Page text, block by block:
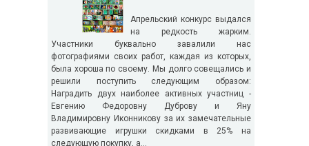
Апрельский конкурс выдался
на редкость жарким.
Участники буквально завалили нас
фотографиями своих работ, каждая из которых,
была хороша по своему. Мы долго совещались и
решили поступить следующим образом:
Наградить двух наиболее активных участниц -
Евгению Федоровну Дуброву и Яну
Владимировну Иконникову за их замечательные
развивающие игрушки скидками в 25% на
следующую покупку, а...